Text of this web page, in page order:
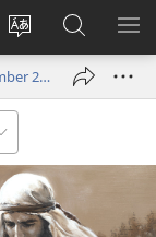
Websitesprache
ändern
Anmelden
(öffnet
neues
Suche
Der Wachtturm – Studienausgabe | 15. November 2006